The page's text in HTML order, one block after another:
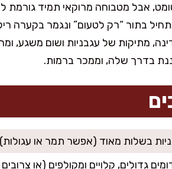
אבל מטבוחה מרוקאי תמיד
בתור “רק לטעום” ונגמר בקערה
מתיקות של עגבניות ושום משגע,
בדרך שלה, וממכר ברמות.